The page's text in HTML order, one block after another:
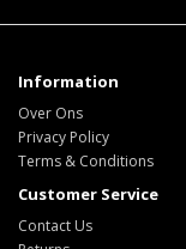
Information
Over Ons
Privacy Policy
Terms & Conditions
Customer Service
Contact Us